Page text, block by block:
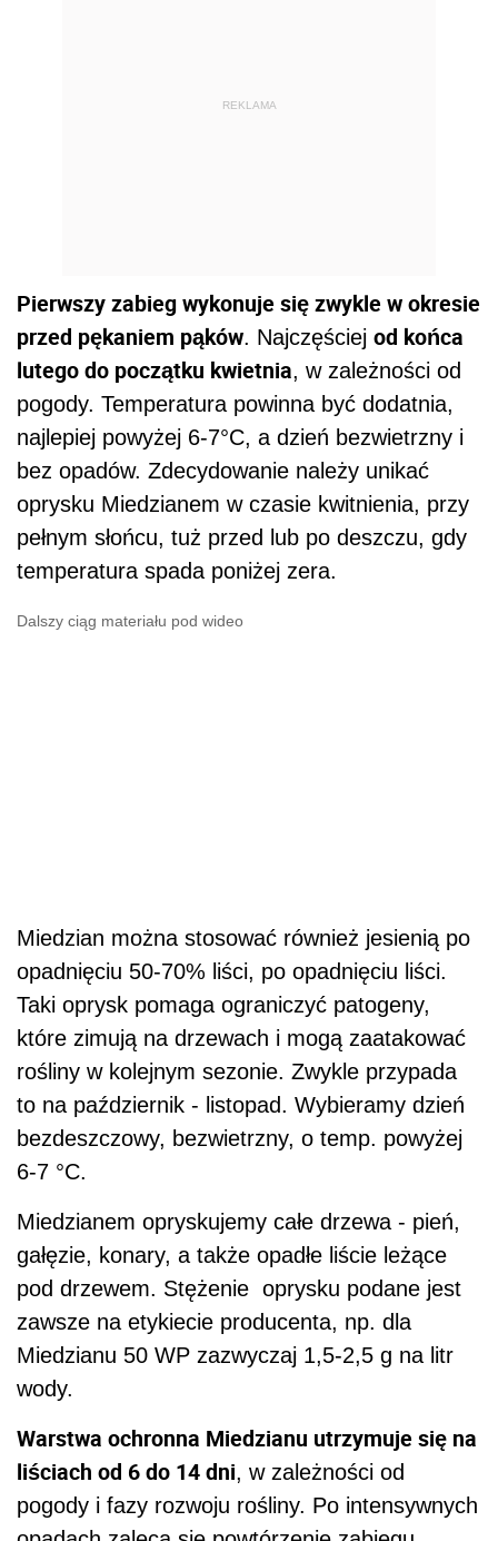
REKLAMA
Pierwszy zabieg wykonuje się zwykle w okresie
przed pękaniem pąków. Najczęściej od końca
lutego do początku kwietnia, w zależności od
pogody. Temperatura powinna być dodatnia,
najlepiej powyżej 6-7°C, a dzień bezwietrzny i
bez opadów. Zdecydowanie należy unikać
oprysku Miedzianem w czasie kwitnienia, przy
pełnym słońcu, tuż przed lub po deszczu, gdy
temperatura spada poniżej zera.
Dalszy ciąg materiału pod wideo
Miedzian można stosować również jesienią po
opadnięciu 50-70% liści, po opadnięciu liści.
Taki oprysk pomaga ograniczyć patogeny,
które zimują na drzewach i mogą zaatakować
rośliny w kolejnym sezonie. Zwykle przypada
to na październik - listopad. Wybieramy dzień
bezdeszczowy, bezwietrzny, o temp. powyżej
6-7 °C.
Miedzianem opryskujemy całe drzewa - pień,
gałęzie, konary, a także opadłe liście leżące
pod drzewem. Stężenie oprysku podane jest
zawsze na etykiecie producenta, np. dla
Miedzianu 50 WP zazwyczaj 1,5-2,5 g na litr
wody.
Warstwa ochronna Miedzianu utrzymuje się na
liściach od 6 do 14 dni, w zależności od
pogody i fazy rozwoju rośliny. Po intensywnych